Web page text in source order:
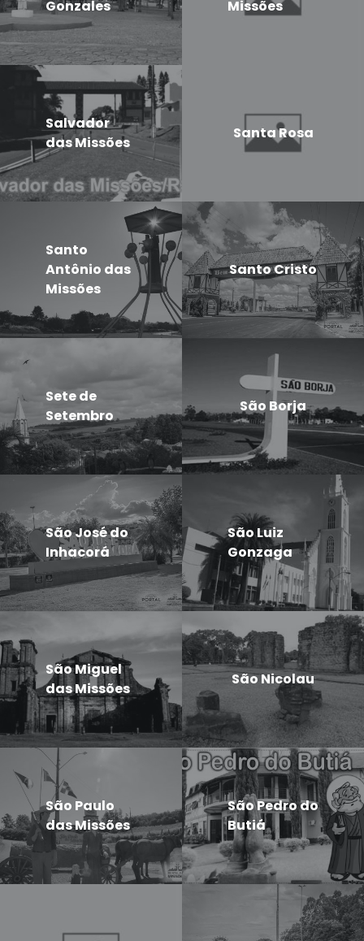
Gonzales
Missões
Salvador
das Missões
Santa Rosa
Santo
Antônio das
Missões
Santo Cristo
Sete de
Setembro
São Borja
São José do
Inhacorá
São Luiz
Gonzaga
São Miguel
das Missões
São Nicolau
São Paulo
das Missões
São Pedro do
Butiá